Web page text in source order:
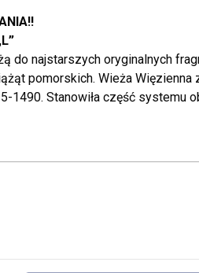
do najstarszych oryginalnych
pomorskich. Wieża Więzienna
1490. Stanowiła część systemu